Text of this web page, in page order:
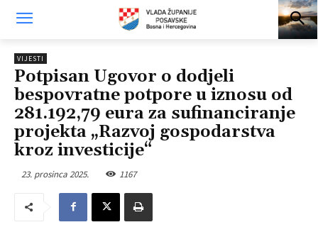
VIJESTI
Potpisan Ugovor o dodjeli
bespovratne potpore u iznosu od
281.192,79 eura za sufinanciranje
projekta „Razvoj gospodarstva
kroz investicije“
23. prosinca 2025. 1167